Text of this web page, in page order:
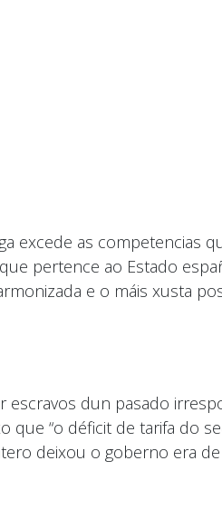
excede as competencias
pertence ao Estado
e o máis xusta
dun pasado
que “o déficit de tarifa do
deixou o goberno era de